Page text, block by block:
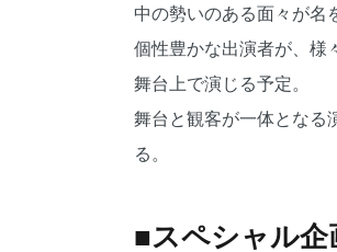
中の勢いのある面々が名
個性豊かな出演者が、様
舞台上で演じる予定。
舞台と観客が一体となる
る。
■スペシャル